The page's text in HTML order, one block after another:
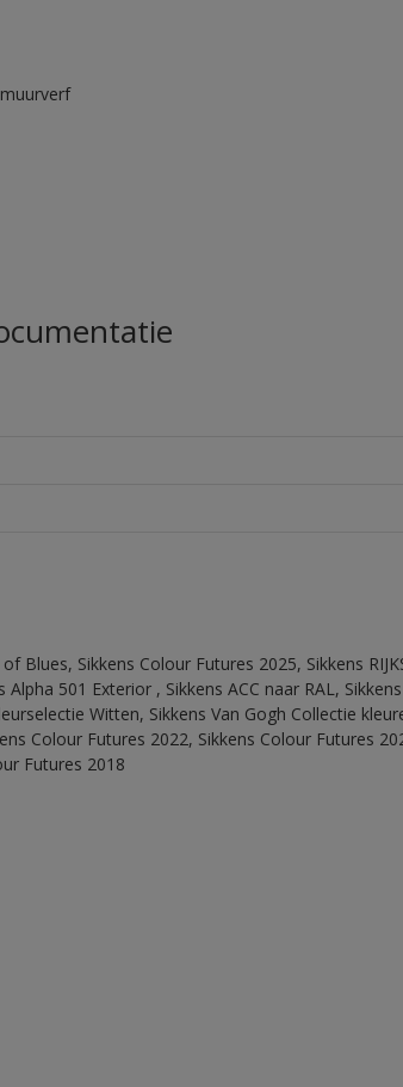
Blues, Sikkens Colour Futures 2025, Sikkens
501 Exterior , Sikkens ACC naar RAL,
Witten, Sikkens Van Gogh Collectie
Colour Futures 2022, Sikkens Colour Futures
Futures 2018